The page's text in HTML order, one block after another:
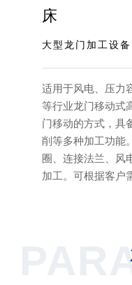
床
大型龙门加工设备
适用于风电、压力
等行业龙门移动式
门移动的方式，具
削等多种加工功能
圈、连接法兰、风
加工。可根据客户